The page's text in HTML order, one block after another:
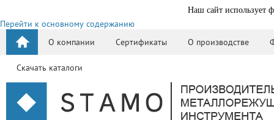
Наш сайт использует
Перейти к основному содержанию
О компании
Сертификаты О производстве
Скачать каталоги